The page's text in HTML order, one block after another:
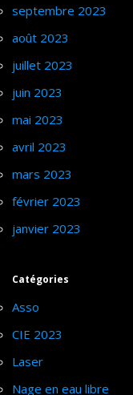
septembre 2023
août 2023
juillet 2023
juin 2023
mai 2023
avril 2023
mars 2023
février 2023
janvier 2023
Catégories
Asso
CIE 2023
Laser
Nage en eau libre